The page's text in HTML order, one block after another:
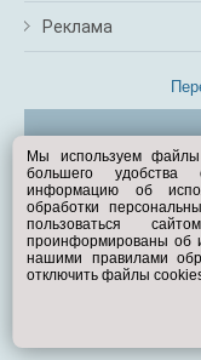
Реклама
Мы используем
большего удобства
информацию об
обработки
пользоваться
проинформированы об
нашими правилами
отключить файлы